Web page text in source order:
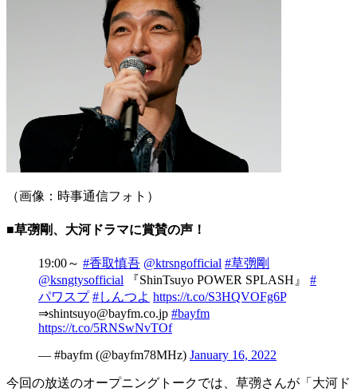
（画像：時事通信フォト）
■草彅剛、大河ドラマに賞賛の声！
19:00～ #香取慎吾 @ktrsngofficial #草彅剛
@ksngtysofficial 『ShinTsuyo POWER SPLASH』 #
パワスプ #しんつよ https://t.co/S3HQVOFg6P
⇒shintsuyo@bayfm.co.jp #bayfm
https://t.co/5RNSwNvTOf
— #bayfm (@bayfm78MHz) January 16, 2022
今回の放送のオープニングトークでは、草彅さんが「大河ド